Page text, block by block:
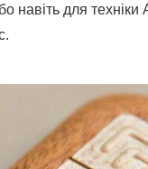
навіть для